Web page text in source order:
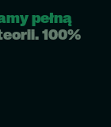
pełną
100%